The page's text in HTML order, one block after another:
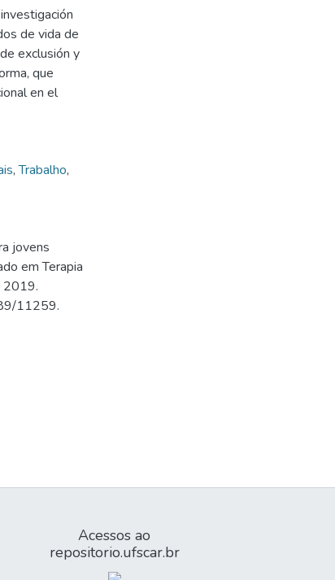
de vida de
exclusión y
que
en el
,Trabalho,
jovens
em Terapia
2019.
11259.
Acessos ao
repositorio.ufscar.br